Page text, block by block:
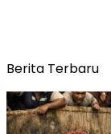
Berita Terbaru